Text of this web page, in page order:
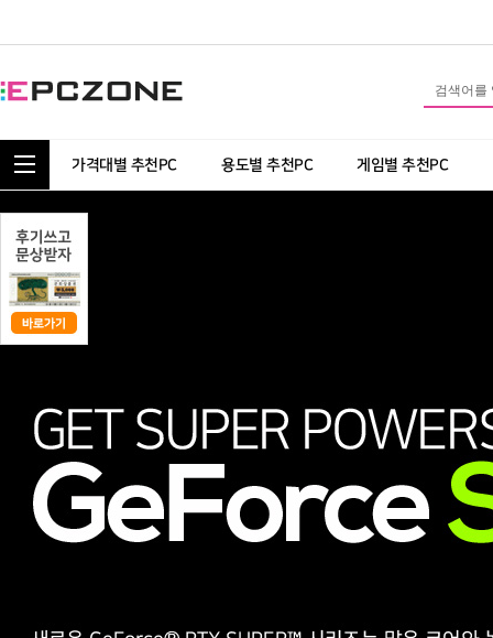
통합 카테고리 보기
가격대별 추천PC 용도별 추천PC 게임별 추천PC